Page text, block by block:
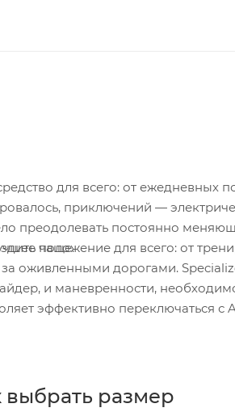
для всего: от ежедневных
приключений —
преодолевать постоянно
чаще.
положение для всего: от
оживленными дорогами.
и маневренности,
эффективно переключаться с
выбрать размер